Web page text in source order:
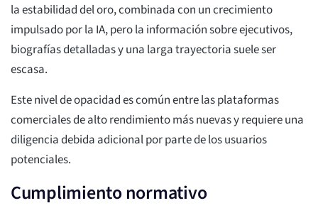
la estabilidad del oro, combinada con un crecimiento
impulsado por la IA, pero la información sobre ejecutivos,
biografías detalladas y una larga trayectoria suele ser
escasa.
Este nivel de opacidad es común entre las plataformas
comerciales de alto rendimiento más nuevas y requiere una
diligencia debida adicional por parte de los usuarios
potenciales.
Cumplimiento normativo